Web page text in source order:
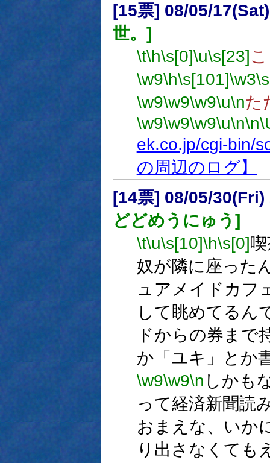
[15票] 08/05/
世。]
\t\h\s[0]\u\s[23]
\w9\h\s[101]\w3
\w9\w9\w9\u\nた
\w9\w9\w9\u\n\n
ek.co.jp/cgi-bin/
の周辺のログ】
[14票] 08/05/
どどめうにゅう]
\t\u\s[10]\h\s[0]
奴が隣に座った
ュアメイドカフ
して眺めてるん
ドからの券まで
か「ユキ」とか
\w9\w9\n しかも
って経済新聞読
おまえな、いか
り出さなくても